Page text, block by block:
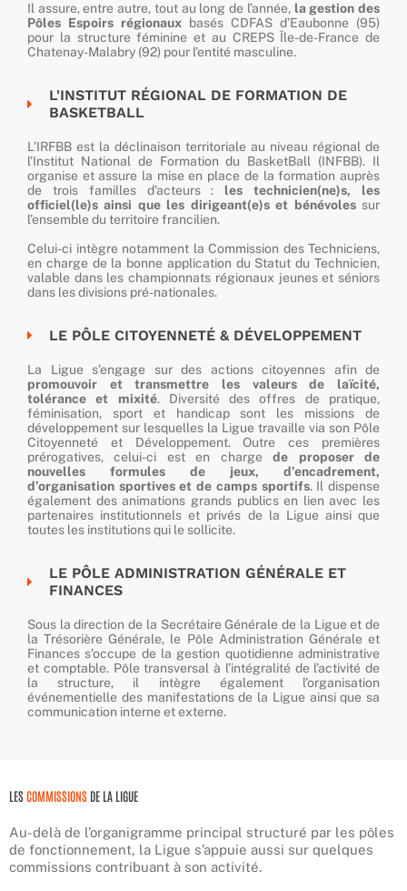
Il assure, entre autre, tout au long de l’année, la gestion des
Pôles Espoirs régionaux basés CDFAS d’Eaubonne (95)
pour la structure féminine et au CREPS Île-de-France de
Chatenay-Malabry (92) pour l’entité masculine.
L'INSTITUT RÉGIONAL DE FORMATION DE
BASKETBALL
L’IRFBB est la déclinaison territoriale au niveau régional de
l’Institut National de Formation du BasketBall (INFBB). Il
organise et assure la mise en place de la formation auprès
de trois familles d’acteurs : les technicien(ne)s, les
officiel(le)s ainsi que les dirigeant(e)s et bénévolessur
l’ensemble du territoire francilien.
Celui-ci intègre notamment la Commission des Techniciens,
en charge de la bonne application du Statut du Technicien,
valable dans les championnats régionaux jeunes et séniors
dans les divisions pré-nationales.
LE PÔLE CITOYENNETÉ & DÉVELOPPEMENT
La Ligue s’engage sur des actions citoyennes afin de
promouvoir et transmettre les valeurs de laïcité,
tolérance et mixité. Diversité des offres de pratique,
féminisation, sport et handicap sont les missions de
développement sur lesquelles la Ligue travaille via son Pôle
Citoyenneté et Développement. Outre ces premières
prérogatives, celui-ci est en chargede proposer de
nouvelles formules de jeux, d’encadrement,
d’organisation sportives et de camps sportifs. Il dispense
également des animations grands publics en lien avec les
partenaires institutionnels et privés de la Ligue ainsi que
toutes les institutions qui le sollicite.
LE PÔLE ADMINISTRATION GÉNÉRALE ET
FINANCES
Sous la direction de la Secrétaire Générale de la Ligue et de
la Trésorière Générale, le Pôle Administration Générale et
Finances s’occupe de la gestion quotidienne administrative
et comptable. Pôle transversal à l’intégralité de l’activité de
la structure, il intègre également l’organisation
événementielle des manifestations de la Ligue ainsi que sa
communication interne et externe.
LESCOMMISSIONS DE LA LIGUE
Au-delà de l’organigramme principal structuré par les pôles
de fonctionnement, la Ligue s’appuie aussi sur quelques
commissions contribuant à son activité.